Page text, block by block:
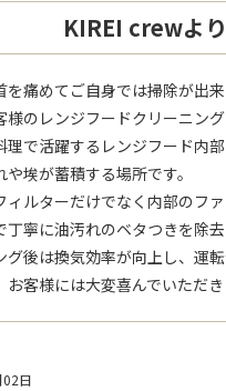
KIREI crewより
を痛めてご自身では掃除が出
様のレンジフードクリーニング
理で活躍するレンジフード内
や埃が蓄積する場所です。
ィルターだけでなく内部のファ
丁寧に油汚れのベタつきを除去
グ後は換気効率が向上し、運
お客様には大変喜んでいただ
日